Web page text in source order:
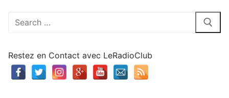
Rechercher
Restez en Contact avec LeRadioClub